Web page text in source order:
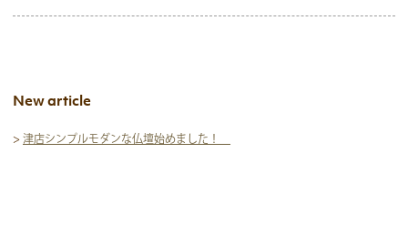
New article
>津店シンプルモダンな仏壇始めました！